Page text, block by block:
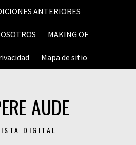
ANTERIORES
MAKING OF
Mapa de sitio
AUDE
DIGITAL